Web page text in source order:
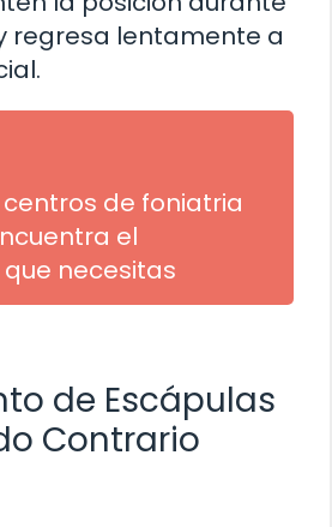
regresa lentamente a
centros de foniatria
el
necesitas
de Escápulas
Contrario